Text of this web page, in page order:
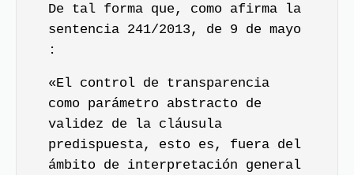
De tal forma que, como afirma la
sentencia 241/2013, de 9 de mayo
:
«El control de transparencia
como parámetro abstracto de
validez de la cláusula
predispuesta, esto es, fuera del
ámbito de interpretación general